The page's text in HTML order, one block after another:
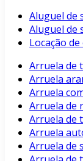
Aluguel de
Aluguel de
Locação
Arruela de
Arruela
Arruela
Arruela de
Arruela de
Arruela
Arruela de